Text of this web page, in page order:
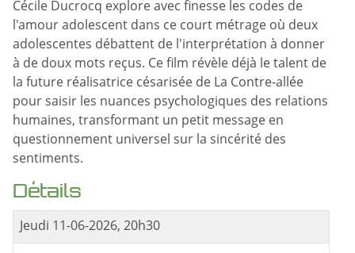
Cécile Ducrocq explore avec finesse les codes de
l'amour adolescent dans ce court métrage où deux
adolescentes débattent de l'interprétation à donner
à de doux mots reçus. Ce film révèle déjà le talent de
la future réalisatrice césarisée de La Contre-allée
pour saisir les nuances psychologiques des relations
humaines, transformant un petit message en
questionnement universel sur la sincérité des
sentiments.
Détails
Jeudi 11-06-2026, 20h30